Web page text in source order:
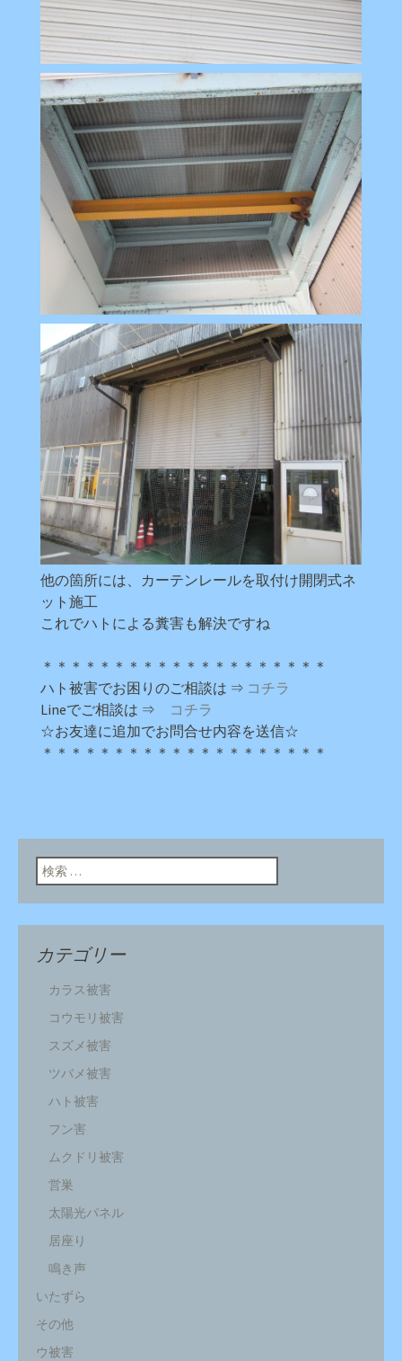
他の箇所には、カーテンレールを取付け開閉式ネ
ット施工
これでハトによる糞害も解決ですね
＊＊＊＊＊＊＊＊＊＊＊＊＊＊＊＊＊＊＊＊
ハト被害でお困りのご相談は ⇒ コチラ
Lineでご相談は ⇒ コチラ
☆お友達に追加でお問合せ内容を送信☆
＊＊＊＊＊＊＊＊＊＊＊＊＊＊＊＊＊＊＊＊
検索:
カテゴリー
カラス被害
コウモリ被害
スズメ被害
ツバメ被害
ハト被害
フン害
ムクドリ被害
営巣
太陽光パネル
居座り
鳴き声
いたずら
その他
ウ被害